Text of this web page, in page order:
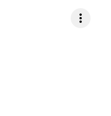
more_vert